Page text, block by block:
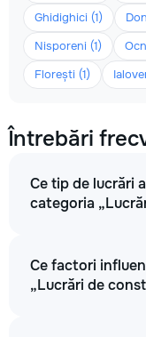
Ghidighici (1)
Nisporeni (1)
Florești (1)
Întrebări
Ce tip de lucrări
categoria
Ce factori
„Lucrări de